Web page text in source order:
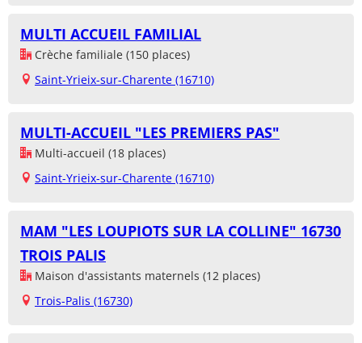
MULTI ACCUEIL FAMILIAL
Crèche familiale (150 places)
Saint-Yrieix-sur-Charente (16710)
MULTI-ACCUEIL "LES PREMIERS PAS"
Multi-accueil (18 places)
Saint-Yrieix-sur-Charente (16710)
MAM "LES LOUPIOTS SUR LA COLLINE" 16730
TROIS PALIS
Maison d'assistants maternels (12 places)
Trois-Palis (16730)